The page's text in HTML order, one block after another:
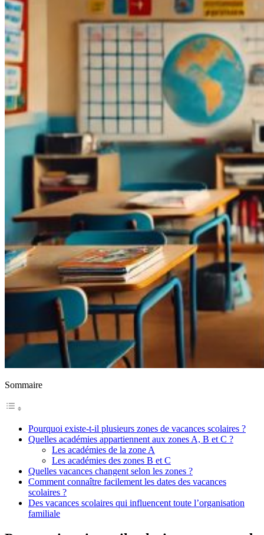
Sommaire
Pourquoi existe-t-il plusieurs zones de vacances scolaires ?
Quelles académies appartiennent aux zones A, B et C ?
Les académies de la zone A
Les académies des zones B et C
Quelles vacances changent selon les zones ?
Comment connaître facilement les dates des vacances
scolaires ?
Des vacances scolaires qui influencent toute l’organisation
familiale